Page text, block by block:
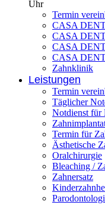
Uhr
Termin
CASA
CASA
CASA
CASA
Zahnklinik
Leistungen
Termin
Täglicher
Notdienst für
Termin für
Ästhetische
Oralchirurgie
Bleaching /
Zahnersatz